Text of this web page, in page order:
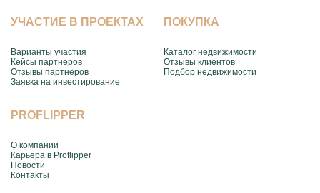
УЧАСТИЕ В ПРОЕКТАХ
Варианты участия
Кейсы партнеров
Отзывы партнеров
Заявка на инвестирование
ПОКУПКА
Каталог недвижимости
Отзывы клиентов
Подбор недвижимости
PROFLIPPER
О компании
Карьера в Proflipper
Новости
Контакты